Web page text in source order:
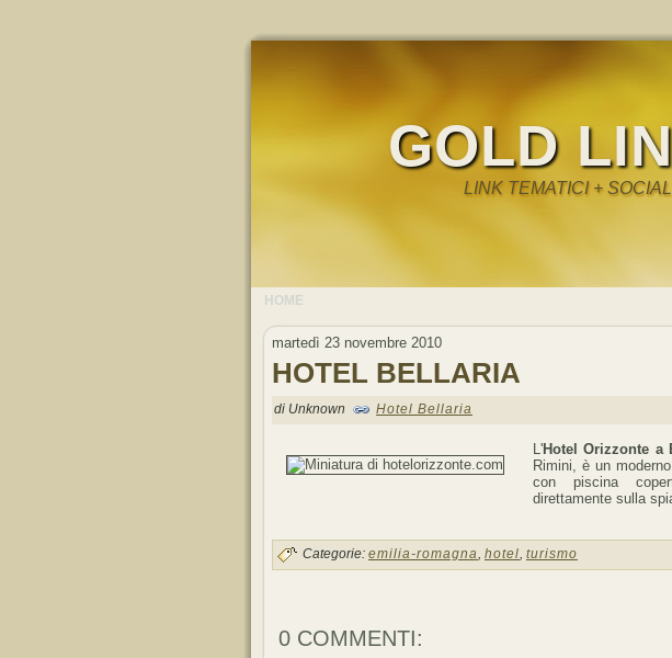
GOLD
LINK TEMATICI +
HOME
martedì 23 novembre 2010
HOTEL BELLARIA
di Unknown Hotel Bellaria
L'Hotel Orizzonte a
Rimini, è un
con piscina
direttamente sulla
Categorie: emilia-romagna, hotel, turismo
0 COMMENTI: